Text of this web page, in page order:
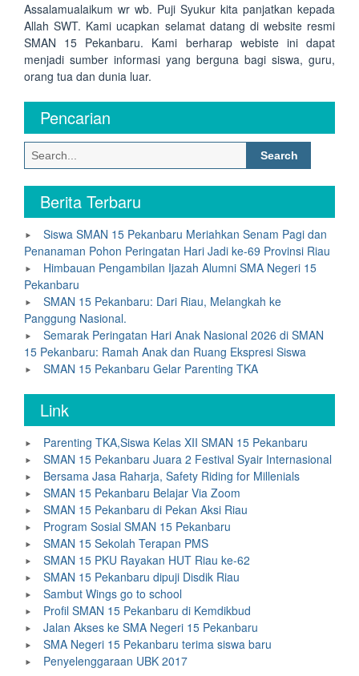
Assalamualaikum wr wb. Puji Syukur kita panjatkan kepada
Allah SWT. Kami ucapkan selamat datang di website resmi
SMAN 15 Pekanbaru. Kami berharap webiste ini dapat
menjadi sumber informasi yang berguna bagi siswa, guru,
orang tua dan dunia luar.
Pencarian
Search
for:
Berita Terbaru
Siswa SMAN 15 Pekanbaru Meriahkan Senam Pagi dan
Penanaman Pohon Peringatan Hari Jadi ke-69 Provinsi Riau
Himbauan Pengambilan Ijazah Alumni SMA Negeri 15
Pekanbaru
SMAN 15 Pekanbaru: Dari Riau, Melangkah ke
Panggung Nasional.
Semarak Peringatan Hari Anak Nasional 2026 di SMAN
15 Pekanbaru: Ramah Anak dan Ruang Ekspresi Siswa
SMAN 15 Pekanbaru Gelar Parenting TKA
Link
Parenting TKA,Siswa Kelas XII SMAN 15 Pekanbaru
SMAN 15 Pekanbaru Juara 2 Festival Syair Internasional
Bersama Jasa Raharja, Safety Riding for Millenials
SMAN 15 Pekanbaru Belajar Via Zoom
SMAN 15 Pekanbaru di Pekan Aksi Riau
Program Sosial SMAN 15 Pekanbaru
SMAN 15 Sekolah Terapan PMS
SMAN 15 PKU Rayakan HUT Riau ke-62
SMAN 15 Pekanbaru dipuji Disdik Riau
Sambut Wings go to school
Profil SMAN 15 Pekanbaru di Kemdikbud
Jalan Akses ke SMA Negeri 15 Pekanbaru
SMA Negeri 15 Pekanbaru terima siswa baru
Penyelenggaraan UBK 2017